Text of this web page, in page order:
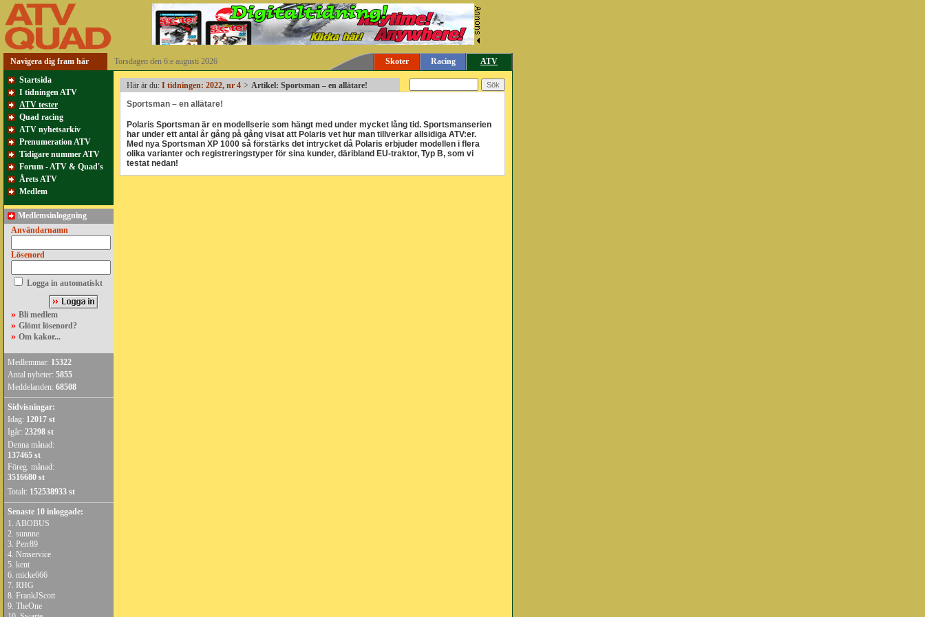
Navigera dig fram här Torsdagen den 6:e augusti 2026 Skoter Racing
ATV
Startsida
I tidningen ATV
ATV tester
Quad racing
ATV nyhetsarkiv
Prenumeration ATV
Tidigare nummer ATV
Forum - ATV & Quad's
Årets ATV
Medlem
Medlemsinloggning
Användarnamn
Lösenord
Logga in automatiskt
» Bli medlem
» Glömt lösenord?
» Om kakor...
Medlemmar: 15322
Antal nyheter: 5855
Meddelanden: 68508
Sidvisningar:
Idag: 12017 st
Igår: 23298 st
Denna månad:
137465 st
Föreg. månad:
3516680 st
Totalt: 152538933 st
Senaste 10 inloggade:
1. ABOBUS
2. sunnne
3. Perr89
4. Nmservice
5. kent
6. micke666
7. RHG
8. FrankJScott
9. TheOne
Här är du: I tidningen: 2022, nr 4 > Artikel: Sportsman – en allätare!
Sportsman – en allätare!
Polaris Sportsman är en modellserie som hängt med under mycket lång tid. Sportsmanserien
har under ett antal år gång på gång visat att Polaris vet hur man tillverkar allsidiga ATV:er.
Med nya Sportsman XP 1000 så förstärks det intrycket då Polaris erbjuder modellen i flera
olika varianter och registreringstyper för sina kunder, däribland EU-traktor, Typ B, som vi
testat nedan!